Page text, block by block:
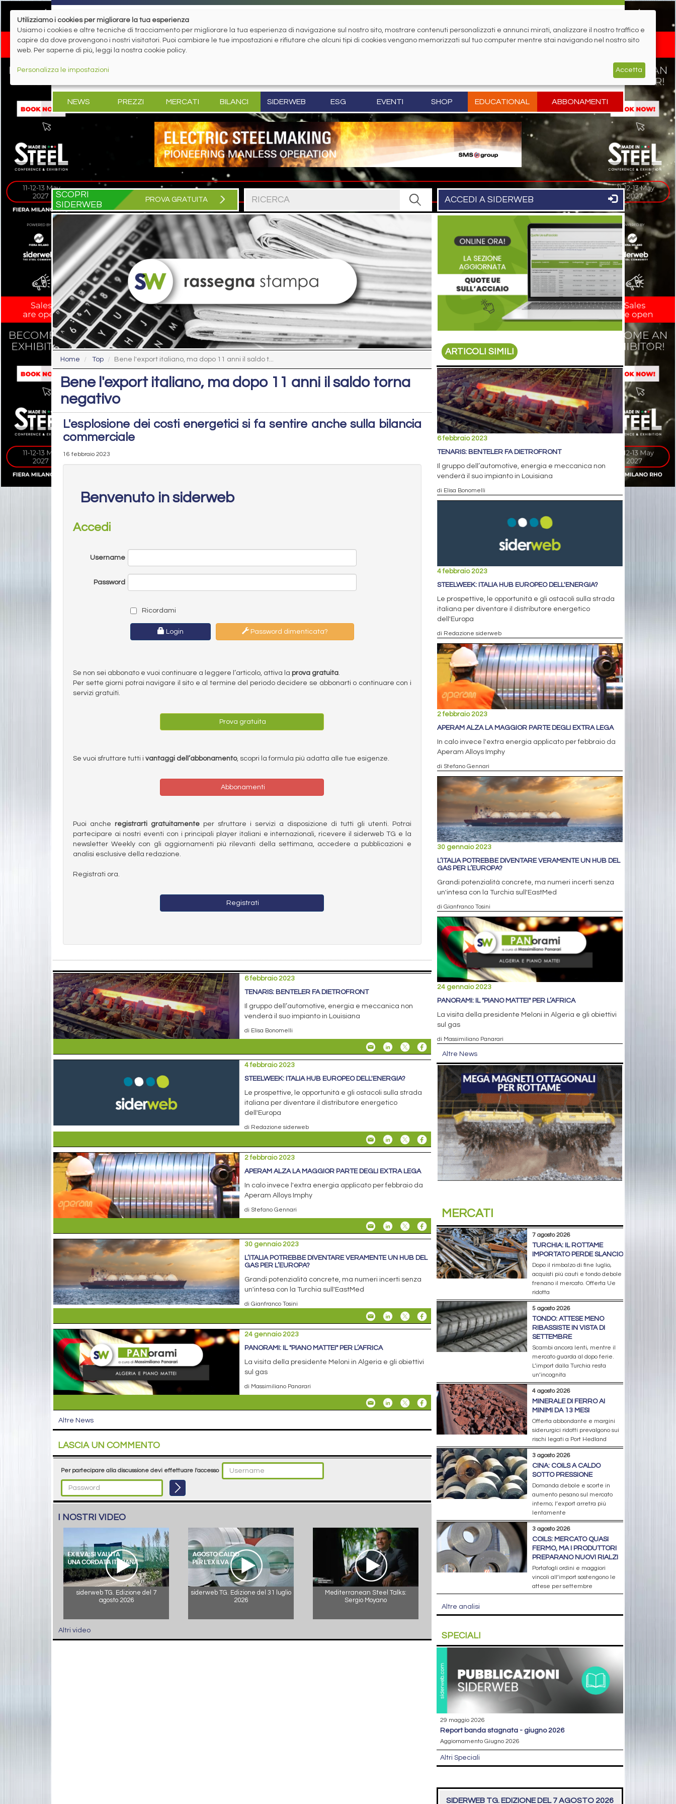
NEWS PREZZI MERCATI BILANCI SIDERWEB ESG EVENTI SHOP EDUCATIONAL ABBONAMENTI
SCOPRI
SIDERWEB
PROVA GRATUITA ACCEDI A SIDERWEB
Home Top Bene l'export italiano, ma dopo 11 anni il saldo t...
Bene l'export italiano, ma dopo 11 anni il saldo torna
negativo
L'esplosione dei costi energetici si fa sentire anche sulla bilancia
commerciale
16 febbraio 2023
Benvenuto in siderweb
Accedi
Username
Password
Ricordami
Login Password dimenticata?
Se non sei abbonato e vuoi continuare a leggere l’articolo, attiva la prova gratuita.
Per sette giorni potrai navigare il sito e al termine del periodo decidere se abbonarti o continuare con i
servizi gratuiti.
Prova gratuita
Se vuoi sfruttare tutti i vantaggi dell’abbonamento, scopri la formula più adatta alle tue esigenze.
Abbonamenti
Puoi anche registrarti gratuitamenteper sfruttare i servizi a disposizione di tutti gli utenti. Potrai
partecipare ai nostri eventi con i principali player italiani e internazionali, ricevere il siderweb TG e la
newsletter Weekly con gli aggiornamenti più rilevanti della settimana, accedere a pubblicazioni e
analisi esclusive della redazione.
Registrati ora.
Registrati
6 febbraio 2023
TENARIS: BENTELER FA DIETROFRONT
Il gruppo dell’automotive, energia e meccanica non
venderà il suo impianto in Louisiana
di Elisa Bonomelli
4 febbraio 2023
STEELWEEK: ITALIA HUB EUROPEO DELL'ENERGIA?
Le prospettive, le opportunità e gli ostacoli sulla strada
italiana per diventare il distributore energetico
dell'Europa
di Redazione siderweb
2 febbraio 2023
APERAM ALZA LA MAGGIOR PARTE DEGLI EXTRA LEGA
In calo invece l'extra energia applicato per febbraio da
Aperam Alloys Imphy
di Stefano Gennari
30 gennaio 2023
L’ITALIA POTREBBE DIVENTARE VERAMENTE UN HUB DEL
GAS PER L’EUROPA?
Grandi potenzialità concrete, ma numeri incerti senza
un'intesa con la Turchia sull'EastMed
di Gianfranco Tosini
24 gennaio 2023
PANORAMI: IL "PIANO MATTEI" PER L’AFRICA
La visita della presidente Meloni in Algeria e gli obiettivi
sul gas
di Massimiliano Panarari
Altre News
LASCIA UN COMMENTO
Per partecipare alla discussione devi effettuare l'accesso
I NOSTRI VIDEO
siderweb TG. Edizione del 7
agosto 2026
siderweb TG. Edizione del 31 luglio
2026
Mediterranean Steel Talks:
Sergio Moyano
Altri video
ARTICOLI SIMILI
6 febbraio 2023
TENARIS: BENTELER FA DIETROFRONT
Il gruppo dell’automotive, energia e meccanica non
venderà il suo impianto in Louisiana
di Elisa Bonomelli
4 febbraio 2023
STEELWEEK: ITALIA HUB EUROPEO DELL'ENERGIA?
Le prospettive, le opportunità e gli ostacoli sulla strada
italiana per diventare il distributore energetico
dell'Europa
di Redazione siderweb
2 febbraio 2023
APERAM ALZA LA MAGGIOR PARTE DEGLI EXTRA LEGA
In calo invece l'extra energia applicato per febbraio da
Aperam Alloys Imphy
di Stefano Gennari
30 gennaio 2023
L’ITALIA POTREBBE DIVENTARE VERAMENTE UN HUB DEL
GAS PER L’EUROPA?
Grandi potenzialità concrete, ma numeri incerti senza
un'intesa con la Turchia sull'EastMed
di Gianfranco Tosini
24 gennaio 2023
PANORAMI: IL "PIANO MATTEI" PER L’AFRICA
La visita della presidente Meloni in Algeria e gli obiettivi
sul gas
di Massimiliano Panarari
Altre News
MERCATI
7 agosto 2026
TURCHIA: IL ROTTAME
IMPORTATO PERDE SLANCIO
Dopo il rimbalzo di fine luglio,
acquisti più cauti e tondo debole
frenano il mercato. Offerta Ue
ridotta
5 agosto 2026
TONDO: ATTESE MENO
RIBASSISTE IN VISTA DI
SETTEMBRE
Scambi ancora lenti, mentre il
mercato guarda al dopo ferie.
L’import dalla Turchia resta
un’incognita
4 agosto 2026
MINERALE DI FERRO AI
MINIMI DA 13 MESI
Offerta abbondante e margini
siderurgici ridotti prevalgono sui
rischi legati a Port Hedland
3 agosto 2026
CINA: COILS A CALDO
SOTTO PRESSIONE
Domanda debole e scorte in
aumento pesano sul mercato
interno; l’export arretra più
lentamente
3 agosto 2026
COILS: MERCATO QUASI
FERMO, MA I PRODUTTORI
PREPARANO NUOVI RIALZI
Portafogli ordini e maggiori
vincoli all’import sostengono le
attese per settembre
Altre analisi
SPECIALI
29 maggio 2026
report banda stagnata - giugno 2026
Aggiornamento Giugno 2026
Altri Speciali
SIDERWEB TG. EDIZIONE DEL 7 AGOSTO 2026
Utilizziamo i cookies per migliorare la tua esperienza
Usiamo i cookies e altre tecniche di tracciamento per migliorare la tua esperienza di navigazione sul nostro sito, mostrare contenuti personalizzati e annunci mirati, analizzare il nostro traffico e
capire da dove provengono i nostri visitatori. Puoi cambiare le tue impostazioni e rifiutare che alcuni tipi di cookies vengano memorizzati sul tuo computer mentre stai navigando nel nostro sito
web. Per saperne di più, leggi la nostra cookie policy.
Personalizza le impostazioni Accetta